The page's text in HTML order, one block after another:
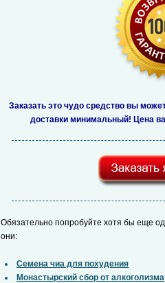
Заказать это чудо средство вы
доставки минимальный! Цена
Обязательно попробуйте хотя бы еще
они:
Семена чиа для похудения
Монастырский сбор от алкоголизма